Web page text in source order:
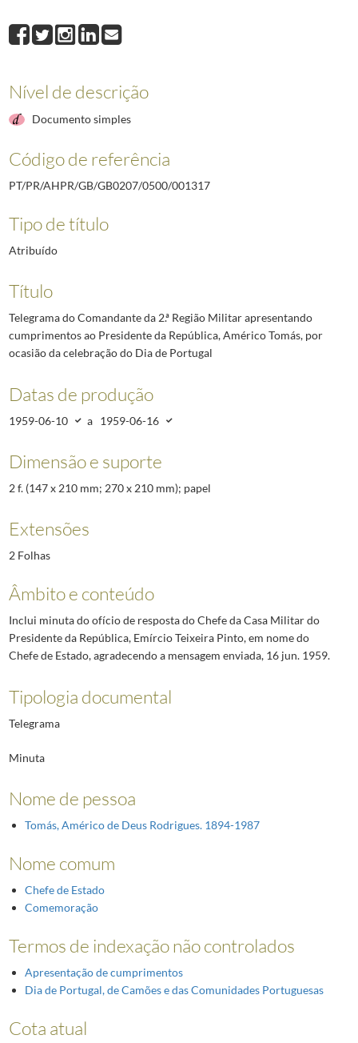
001318Mensagem do Comandante da 3.ª Região Militar apresentando
001319Mensagem do Comandante da 4.ª Região Militar, em Évora,
001321
Telegrama dos funcionários portugueses ao serviço da Companhia
(...)
Nível de descrição
Documento simples
Código de referência
PT/PR/AHPR/GB/GB0207/0500/001317
Tipo de título
Atribuído
Título
Telegrama do Comandante da 2.ª Região Militar apresentando
cumprimentos ao Presidente da República, Américo Tomás, por
ocasião da celebração do Dia de Portugal
Datas de produção
1959-06-10 a 1959-06-16
Dimensão e suporte
2 f. (147 x 210 mm; 270 x 210 mm); papel
Extensões
2 Folhas
Âmbito e conteúdo
Inclui minuta do ofício de resposta do Chefe da Casa Militar do
Presidente da República, Emírcio Teixeira Pinto, em nome do
Chefe de Estado, agradecendo a mensagem enviada, 16 jun. 1959.
Tipologia documental
Telegrama
Minuta
Nome de pessoa
Tomás, Américo de Deus Rodrigues. 1894-1987
Nome comum
Chefe de Estado
Comemoração
Termos de indexação não controlados
Apresentação de cumprimentos
Dia de Portugal, de Camões e das Comunidades Portuguesas
Cota atual